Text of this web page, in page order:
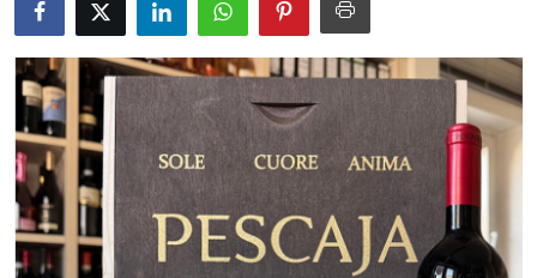
About
News Network
Submit Press Release
Health
Guest Posting